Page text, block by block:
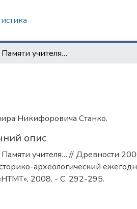
Памяти учителя…
Никифоровича Станко.
опис
учителя… // Древности
археологический
2008. - C. 292-295.